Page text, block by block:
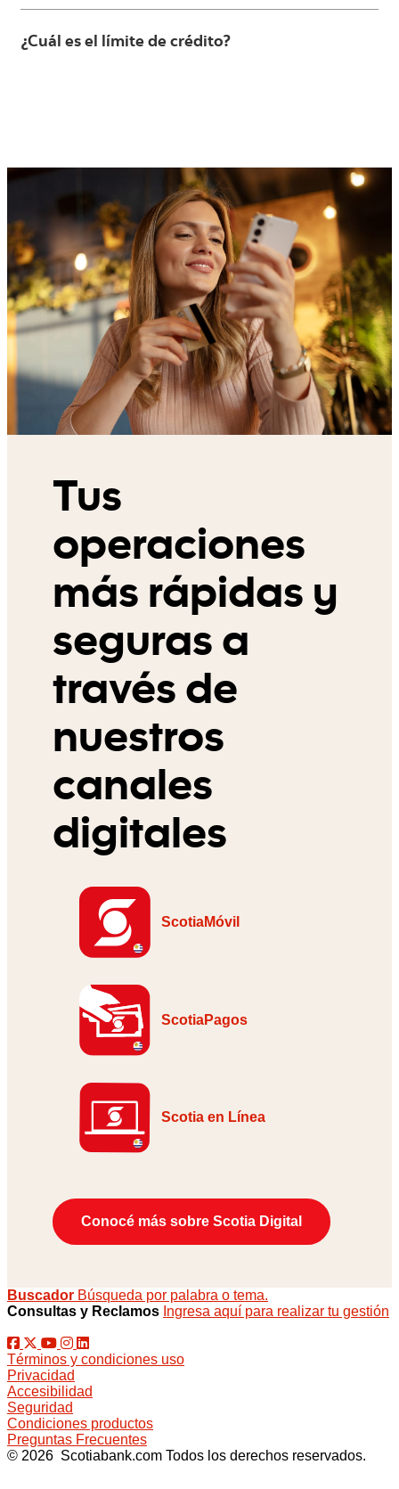
¿Cuál es el límite de crédito?
Tus
operaciones
más rápidas y
seguras a
través de
nuestros
canales
digitales
ScotiaMóvil
ScotiaPagos
Scotia en Línea
Conocé más sobre Scotia Digital
Buscador Búsqueda por palabra o tema.
Consultas y Reclamos Ingresa aquí para realizar tu gestión
Términos y condiciones uso
Privacidad
Accesibilidad
Seguridad
Condiciones productos
Preguntas Frecuentes
© 2026 Scotiabank.com Todos los derechos reservados.